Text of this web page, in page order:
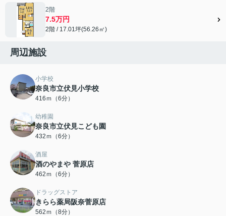
2階
7.5万円
2階 / 17.01坪(56.26㎡)
周辺施設
小学校
奈良市立伏見小学校
416ｍ（6分）
幼稚園
奈良市立伏見こども園
432ｍ（6分）
酒屋
酒のやまや 菅原店
462ｍ（6分）
ドラッグストア
きらら薬局阪奈菅原店
562ｍ（8分）